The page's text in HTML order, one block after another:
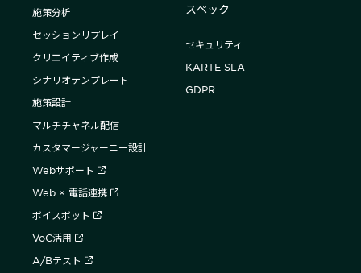
施策分析
セッションリプレイ
クリエイティブ作成
シナリオテンプレート
施策設計
マルチチャネル配信
カスタマージャーニー設計
Webサポート
Web × 電話連携
ボイスボット
VoC活用
A/Bテスト
スペック
セキュリティ
KARTE SLA
GDPR